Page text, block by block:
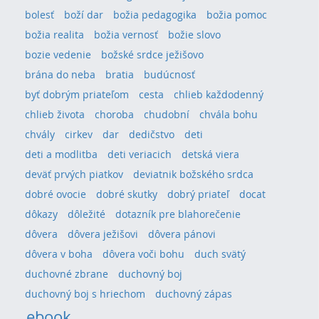
bolesť
boží dar božia pedagogika
božia pomoc
božia realita
božia vernosť
božie slovo
bozie vedenie
božské srdce ježišovo
brána do neba
bratia
budúcnosť
byť dobrým priateľom
cesta
chlieb každodenný
chlieb života
choroba chudobní
chvála bohu
chvály
cirkev dar dedičstvo
deti
deti a modlitba
deti veriacich
detská viera
deväť prvých piatkov
deviatnik božského srdca
dobré ovocie
dobré skutky dobrý priateľ
docat
dôkazy
dôležité
dotazník pre blahorečenie
dôvera
dôvera ježišovi
dôvera pánovi
dôvera v boha
dôvera voči bohu
duch svätý
duchovné zbrane
duchovný boj
duchovný boj s hriechom
duchovný zápas